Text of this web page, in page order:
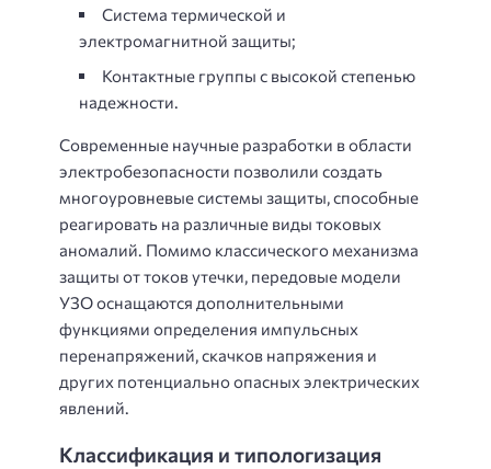
Система термической и
электромагнитной защиты;
Контактные группы с высокой степенью
надежности.
Современные научные разработки в области
электробезопасности позволили создать
многоуровневые системы защиты, способные
реагировать на различные виды токовых
аномалий. Помимо классического механизма
защиты от токов утечки, передовые модели
УЗО оснащаются дополнительными
функциями определения импульсных
перенапряжений, скачков напряжения и
других потенциально опасных электрических
явлений.
Классификация и типологизация